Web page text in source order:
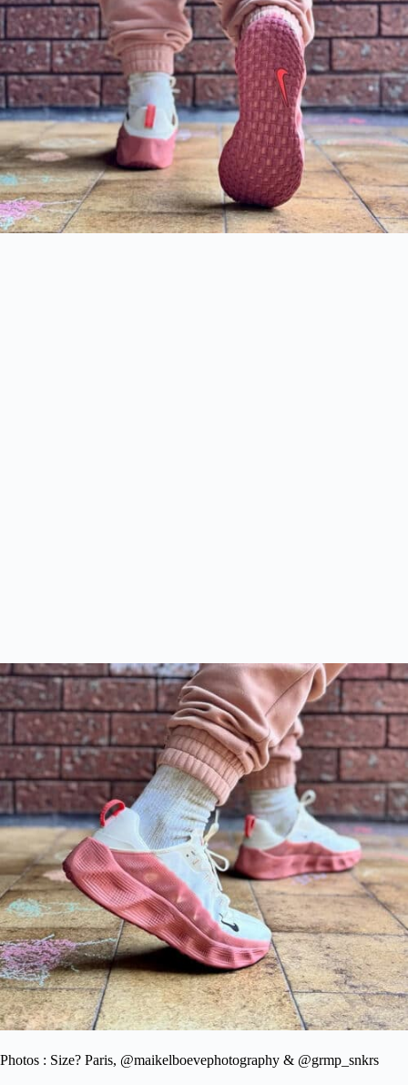
Photos : Size? Paris, @maikelboevephotography & @grmp_snkrs